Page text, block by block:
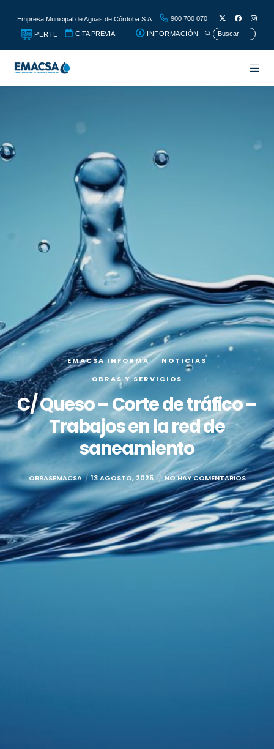
Empresa Municipal de Aguas de Córdoba S.A. 900 700 070
PERTE CITA PREVIA INFORMACIÓN
EMACSA INFORMA
NOTICIAS
OBRAS Y SERVICIOS
C/ Queso – Corte de tráfico –
Trabajos en la red de
saneamiento
OBRASEMACSA 13 AGOSTO, 2025 NO HAY COMENTARIOS